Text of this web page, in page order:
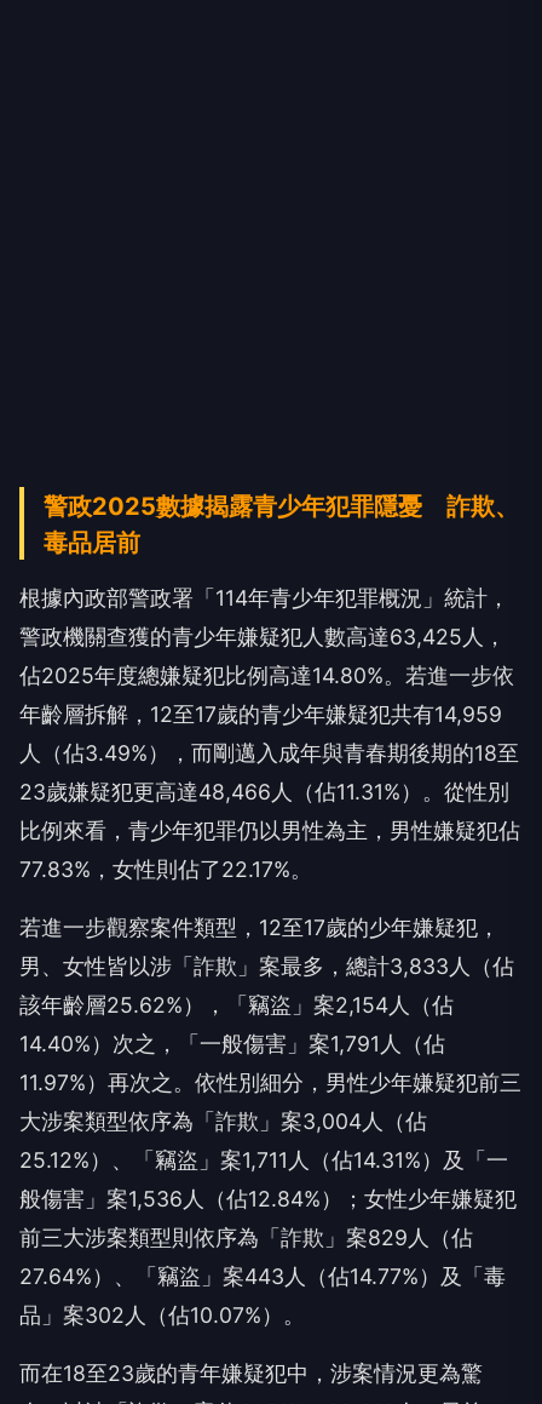
警政2025數據揭露青少年犯罪隱憂 詐欺、
毒品居前
根據內政部警政署「114年青少年犯罪概況」統計，
警政機關查獲的青少年嫌疑犯人數高達63,425人，
佔2025年度總嫌疑犯比例高達14.80%。若進一步依
年齡層拆解，12至17歲的青少年嫌疑犯共有14,959
人（佔3.49%），而剛邁入成年與青春期後期的18至
23歲嫌疑犯更高達48,466人（佔11.31%）。從性別
比例來看，青少年犯罪仍以男性為主，男性嫌疑犯佔
77.83%，女性則佔了22.17%。
若進一步觀察案件類型，12至17歲的少年嫌疑犯，
男、女性皆以涉「詐欺」案最多，總計3,833人（佔
該年齡層25.62%），「竊盜」案2,154人（佔
14.40%）次之，「一般傷害」案1,791人（佔
11.97%）再次之。依性別細分，男性少年嫌疑犯前三
大涉案類型依序為「詐欺」案3,004人（佔
25.12%）、「竊盜」案1,711人（佔14.31%）及「一
般傷害」案1,536人（佔12.84%）；女性少年嫌疑犯
前三大涉案類型則依序為「詐欺」案829人（佔
27.64%）、「竊盜」案443人（佔14.77%）及「毒
品」案302人（佔10.07%）。
而在18至23歲的青年嫌疑犯中，涉案情況更為驚